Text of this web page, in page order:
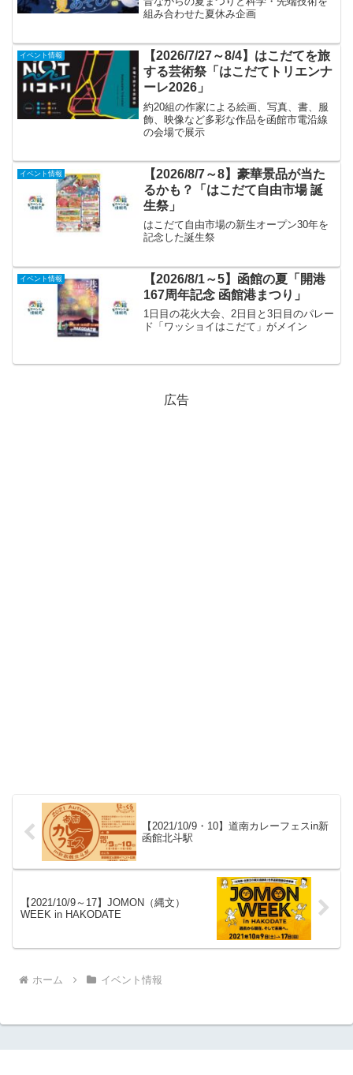
組み合わせた夏休み企画
イベント情報
【2026/7/27～8/4】はこだてを旅
する芸術祭「はこだてトリエンナ
ーレ2026」
約20組の作家による絵画、写真、書、服
飾、映像など多彩な作品を函館市電沿線
の会場で展示
イベント情報
【2026/8/7～8】豪華景品が当た
るかも？「はこだて自由市場 誕
生祭」
はこだて自由市場の新生オープン30年を
記念した誕生祭
イベント情報
【2026/8/1～5】函館の夏「開港
167周年記念 函館港まつり」
1日目の花火大会、2日目と3日目のパレー
ド「ワッショイはこだて」がメイン
広告
【2021/10/9・10】道南カレーフェスin新
函館北斗駅
【2021/10/9～17】JOMON（縄文）
WEEK in HAKODATE
ホーム イベント情報